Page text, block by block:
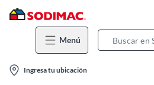
Menú
location-
icon
Ingresa tu ubicación